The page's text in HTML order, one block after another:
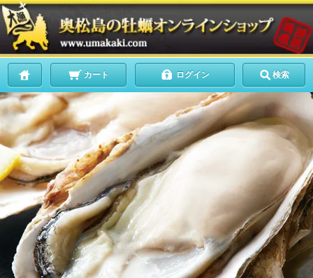
カート ログイン 検索